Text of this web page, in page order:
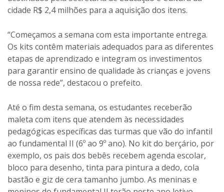
cidade R$ 2,4 milhões para a aquisição dos itens.
“Começamos a semana com esta importante entrega.
Os kits contêm materiais adequados para as diferentes
etapas de aprendizado e integram os investimentos
para garantir ensino de qualidade às crianças e jovens
de nossa rede”, destacou o prefeito.
Até o fim desta semana, os estudantes receberão
maleta com itens que atendem às necessidades
pedagógicas específicas das turmas que vão do infantil
ao fundamental II (6º ao 9º ano). No kit do berçário, por
exemplo, os pais dos bebês recebem agenda escolar,
bloco para desenho, tinta para pintura a dedo, cola
bastão e giz de cera tamanho jumbo. As meninas e